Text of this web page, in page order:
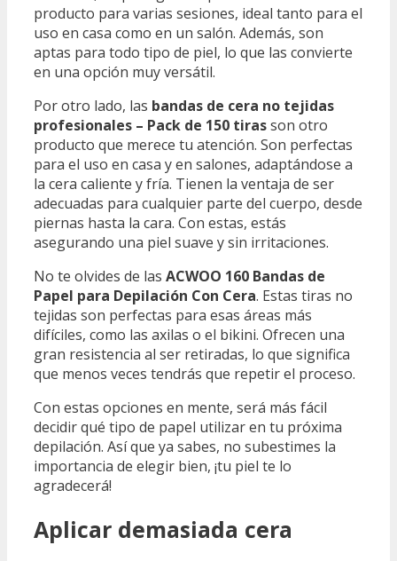
producto para varias sesiones, ideal tanto para el
uso en casa como en un salón. Además, son
aptas para todo tipo de piel, lo que las convierte
en una opción muy versátil.
Por otro lado, las bandas de cera no tejidas
profesionales – Pack de 150 tirasson otro
producto que merece tu atención. Son perfectas
para el uso en casa y en salones, adaptándose a
la cera caliente y fría. Tienen la ventaja de ser
adecuadas para cualquier parte del cuerpo, desde
piernas hasta la cara. Con estas, estás
asegurando una piel suave y sin irritaciones.
No te olvides de las ACWOO 160 Bandas de
Papel para Depilación Con Cera. Estas tiras no
tejidas son perfectas para esas áreas más
difíciles, como las axilas o el bikini. Ofrecen una
gran resistencia al ser retiradas, lo que significa
que menos veces tendrás que repetir el proceso.
Con estas opciones en mente, será más fácil
decidir qué tipo de papel utilizar en tu próxima
depilación. Así que ya sabes, no subestimes la
importancia de elegir bien, ¡tu piel te lo
agradecerá!
Aplicar demasiada cera